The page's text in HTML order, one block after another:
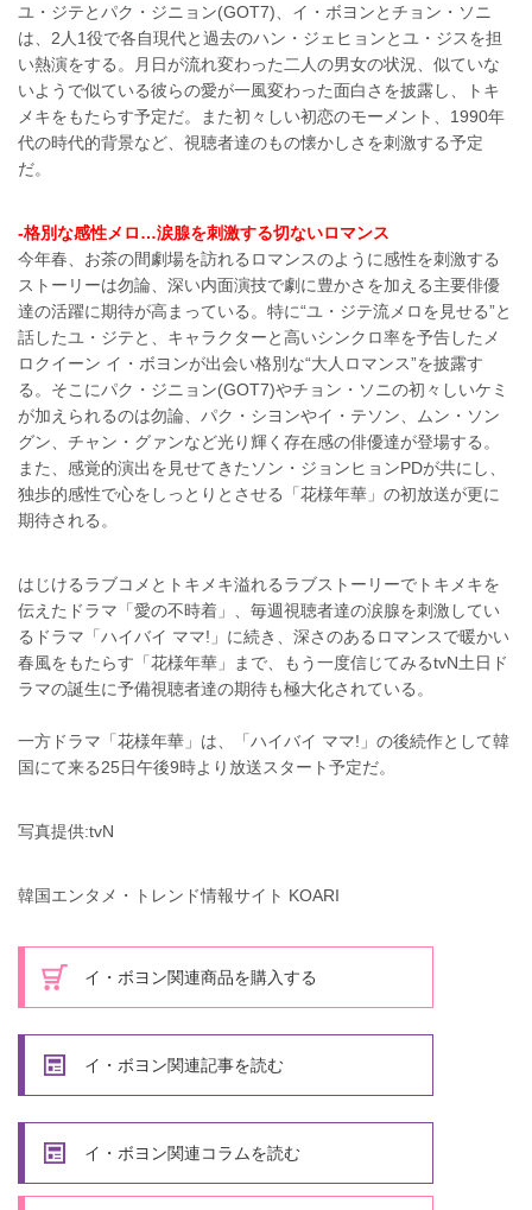
ユ・ジテとパク・ジニョン(GOT7)、イ・ボヨンとチョン・ソニ
は、2人1役で各自現代と過去のハン・ジェヒョンとユ・ジスを担
い熱演をする。月日が流れ変わった二人の男女の状況、似ていな
いようで似ている彼らの愛が一風変わった面白さを披露し、トキ
メキをもたらす予定だ。また初々しい初恋のモーメント、1990年
代の時代的背景など、視聴者達のもの懐かしさを刺激する予定
だ。
-格別な感性メロ…涙腺を刺激する切ないロマンス
今年春、お茶の間劇場を訪れるロマンスのように感性を刺激する
ストーリーは勿論、深い内面演技で劇に豊かさを加える主要俳優
達の活躍に期待が高まっている。特に“ユ・ジテ流メロを見せる”と
話したユ・ジテと、キャラクターと高いシンクロ率を予告したメ
ロクイーン イ・ボヨンが出会い格別な“大人ロマンス”を披露す
る。そこにパク・ジニョン(GOT7)やチョン・ソニの初々しいケミ
が加えられるのは勿論、パク・シヨンやイ・テソン、ムン・ソン
グン、チャン・グァンなど光り輝く存在感の俳優達が登場する。
また、感覚的演出を見せてきたソン・ジョンヒョンPDが共にし、
独歩的感性で心をしっとりとさせる「花様年華」の初放送が更に
期待される。
はじけるラブコメとトキメキ溢れるラブストーリーでトキメキを
伝えたドラマ「愛の不時着」、毎週視聴者達の涙腺を刺激してい
るドラマ「ハイバイ ママ!」に続き、深さのあるロマンスで暖かい
春風をもたらす「花様年華」まで、もう一度信じてみるtvN土日ド
ラマの誕生に予備視聴者達の期待も極大化されている。
一方ドラマ「花様年華」は、「ハイバイ ママ!」の後続作として韓
国にて来る25日午後9時より放送スタート予定だ。
写真提供:tvN
韓国エンタメ・トレンド情報サイト KOARI
イ・ボヨン関連商品を購入する
イ・ボヨン関連記事を読む
イ・ボヨン関連コラムを読む